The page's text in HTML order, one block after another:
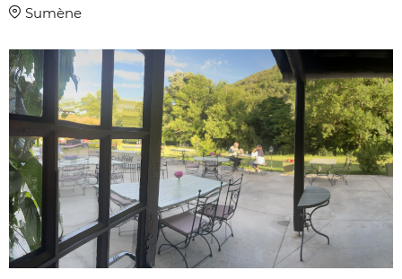
Sumène